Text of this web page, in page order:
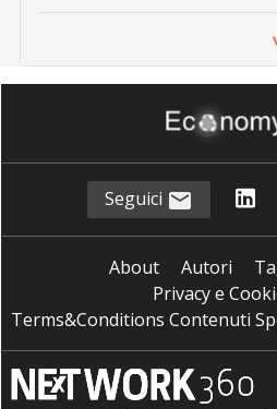
Seguici
About Autori
Privacy e
Terms&Conditions Contenuti